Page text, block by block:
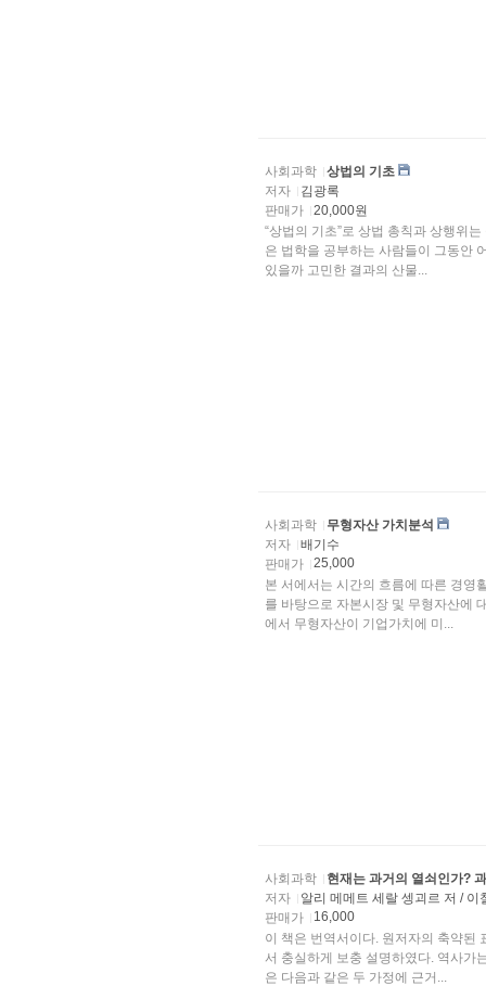
사회과학
상법의 기초
저자
김광록
판매가
20,000원
“상법의 기초”로 상법 총칙과 상행위
은 법학을 공부하는 사람들이 그동안
있을까 고민한 결과의 산물...
사회과학
무형자산 가치분석
저자
배기수
판매가
25,000
본 서에서는 시간의 흐름에 따른 경영
를 바탕으로 자본시장 및 무형자산에
에서 무형자산이 기업가치에 미...
사회과학
현재는 과거의 열쇠인가?
저자
알리 메메트 세랄 셍괴르 저 / 이
판매가
16,000
이 책은 번역서이다. 원저자의 축약된
서 충실하게 보충 설명하였다. 역사가
은 다음과 같은 두 가정에 근거...